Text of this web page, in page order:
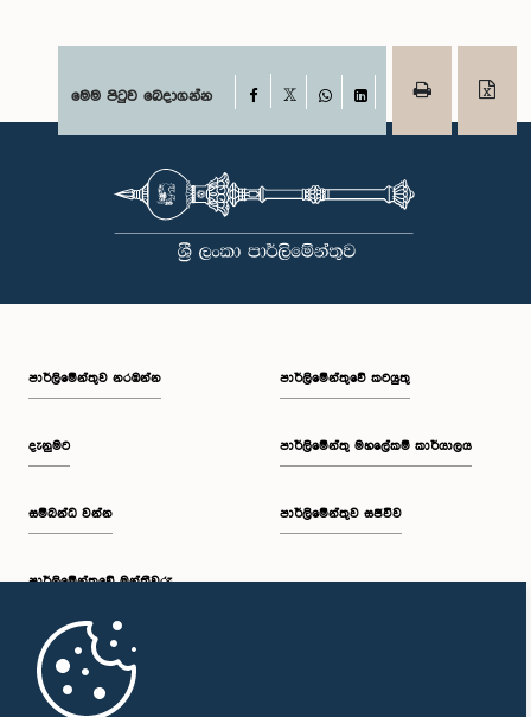
මෙම පිටුව බෙදාගන්න Facebook
WhatsAppLinkedIn
පාර්ලි‌මේන්තුව නරඹන්න
දැනුමට
සම්බන්ධ වන්න
පාර්ලි‌මේන්තුවේ මන්ත්‍රීවරු
මුල් පිටුව
පාර්ලිමේන්තුවේ කටයුතු
පාර්ලිමේන්තු මහලේකම් කාර්යාලය
පාර්ලිමේන්තුව සජීවීව